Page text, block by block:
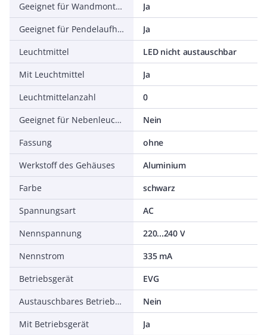
Geeignet für Wandmontage
Ja
Geeignet für Pendelaufhängung
Ja
Leuchtmittel
LED nicht austauschbar
Mit Leuchtmittel
Ja
Leuchtmittelanzahl
0
Geeignet für Nebenleuchtmittel
Nein
Fassung
ohne
Werkstoff des Gehäuses
Aluminium
Farbe
schwarz
Spannungsart
AC
Nennspannung
220...240 V
Nennstrom
335 mA
Betriebsgerät
EVG
Austauschbares Betriebsgerät
Nein
Mit Betriebsgerät
Ja